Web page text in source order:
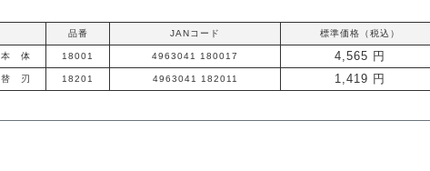
品番 JANコード 標準価格（税込）
本 体 18001 4963041 180017 4,565 円
替 刃 18201 4963041 182011 1,419 円